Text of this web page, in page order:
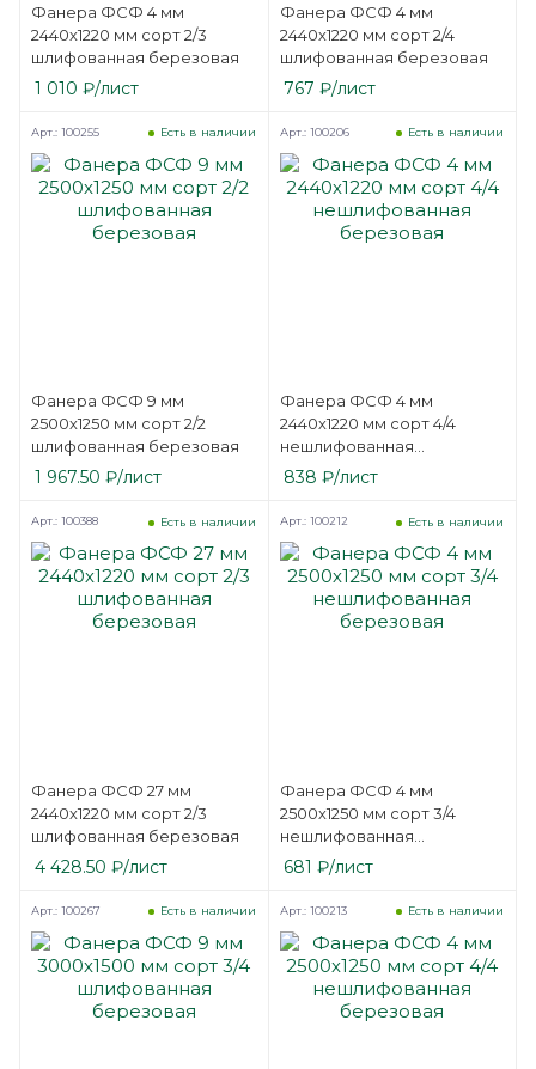
Фанера ФСФ 4 мм
2440х1220 мм сорт 2/3
шлифованная березовая
1 010 ₽/лист
Фанера ФСФ 4 мм
2440х1220 мм сорт 2/4
шлифованная березовая
767 ₽/лист
Фанера ФСФ 9 мм
2500х1250 мм сорт 2/2
шлифованная березовая
Есть в наличии
Арт.: 100255
1 967.50 ₽/лист
Фанера ФСФ 4 мм
2440х1220 мм сорт 4/4
нешлифованная
березовая
Есть в наличии
Арт.: 100206
838 ₽/лист
Фанера ФСФ 27 мм
2440х1220 мм сорт 2/3
шлифованная березовая
Есть в наличии
Арт.: 100388
4 428.50 ₽/лист
Фанера ФСФ 4 мм
2500х1250 мм сорт 3/4
нешлифованная
березовая
Есть в наличии
Арт.: 100212
681 ₽/лист
Есть в наличии
Арт.: 100267 Есть в наличии
Арт.: 100213